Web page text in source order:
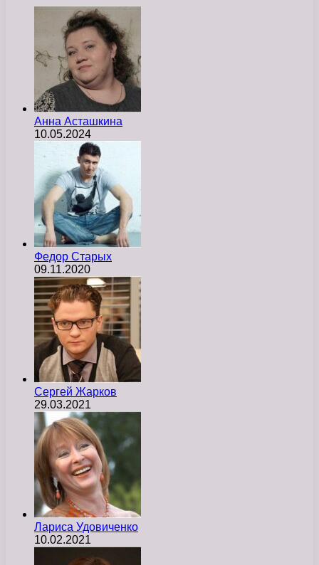
Анна Асташкина
10.05.2024
Федор Старых
09.11.2020
Сергей Жарков
29.03.2021
Лариса Удовиченко
10.02.2021